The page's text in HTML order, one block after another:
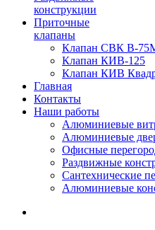
конструкции
Приточные
клапаны
Клапан СВК В-
Клапан КИВ-125
Клапан КИВ
Главная
Контакты
Наши работы
Алюминиевые
Алюминиевые
Офисные
Раздвижные
Сантехнические
Алюминиевые